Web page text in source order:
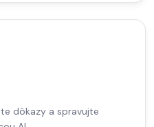
dôkazy a spravujte